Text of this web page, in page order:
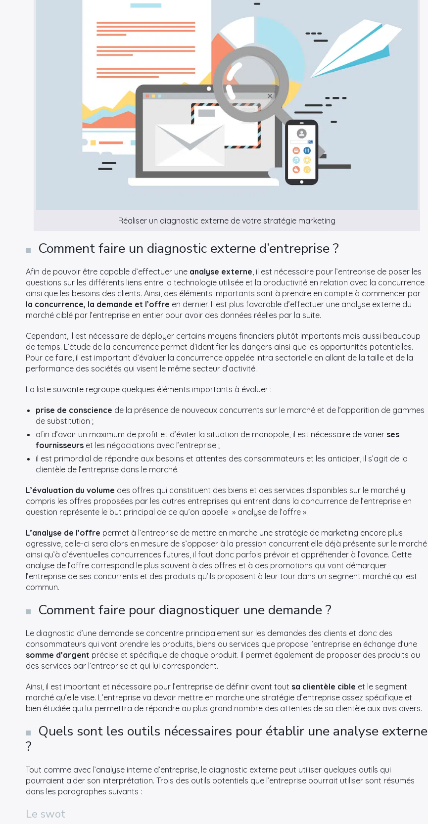
Réaliser un diagnostic externe de votre stratégie marketing
Comment faire un diagnostic externe d’entreprise ?
Afin de pouvoir être capable d’effectuer une analyse externe , il est nécessaire pour l’entreprise de poser les
questions sur les différents liens entre la technologie utilisée et la productivité en relation avec la concurrence
ainsi que les besoins des clients. Ainsi, des éléments importants sont à prendre en compte à commencer par
la concurrence, la demande et l’offre en dernier. Il est plus favorable d’effectuer une analyse externe du
marché ciblé par l’entreprise en entier pour avoir des données réelles par la suite.
Cependant, il est nécessaire de déployer certains moyens financiers plutôt importants mais aussi beaucoup
de temps. L’étude de la concurrence permet d’identifier les dangers ainsi que les opportunités potentielles.
Pour ce faire, il est important d’évaluer la concurrence appelée intra sectorielle en allant de la taille et de la
performance des sociétés qui visent le même secteur d’activité.
La liste suivante regroupe quelques éléments importants à évaluer :
prise de conscience de la présence de nouveaux concurrents sur le marché et de l’apparition de gammes
de substitution ;
afin d’avoir un maximum de profit et d’éviter la situation de monopole, il est nécessaire de varier ses
fournisseurs et les négociations avec l’entreprise ;
il est primordial de répondre aux besoins et attentes des consommateurs et les anticiper, il s’agit de la
clientèle de l’entreprise dans le marché.
L’évaluation du volume des offres qui constituent des biens et des services disponibles sur le marché y
compris les offres proposées par les autres entreprises qui entrent dans la concurrence de l’entreprise en
question représente le but principal de ce qu’on appelle » analyse de l’offre ».
L’analyse de l’offre permet à l’entreprise de mettre en marche une stratégie de marketing encore plus
agressive, celle-ci sera alors en mesure de s’opposer à la pression concurrentielle déjà présente sur le marché
ainsi qu’à d’éventuelles concurrences futures, il faut donc parfois prévoir et appréhender à l’avance. Cette
analyse de l’offre correspond le plus souvent à des offres et à des promotions qui vont démarquer
l’entreprise de ses concurrents et des produits qu’ils proposent à leur tour dans un segment marché qui est
commun.
Comment faire pour diagnostiquer une demande ?
Le diagnostic d’une demande se concentre principalement sur les demandes des clients et donc des
consommateurs qui vont prendre les produits, biens ou services que propose l’entreprise en échange d’une
somme d’argent précise et spécifique de chaque produit. Il permet également de proposer des produits ou
des services par l’entreprise et qui lui correspondent.
Ainsi, il est important et nécessaire pour l’entreprise de définir avant tout sa clientèle cible et le segment
marché qu’elle vise. L’entreprise va devoir mettre en marche une stratégie d’entreprise assez spécifique et
bien étudiée qui lui permettra de répondre au plus grand nombre des attentes de sa clientèle aux avis divers.
Quels sont les outils nécessaires pour établir une analyse externe
?
Tout comme avec l’analyse interne d’entreprise, le diagnostic externe peut utiliser quelques outils qui
pourraient aider son interprétation. Trois des outils potentiels que l’entreprise pourrait utiliser sont résumés
dans les paragraphes suivants :
Le swot